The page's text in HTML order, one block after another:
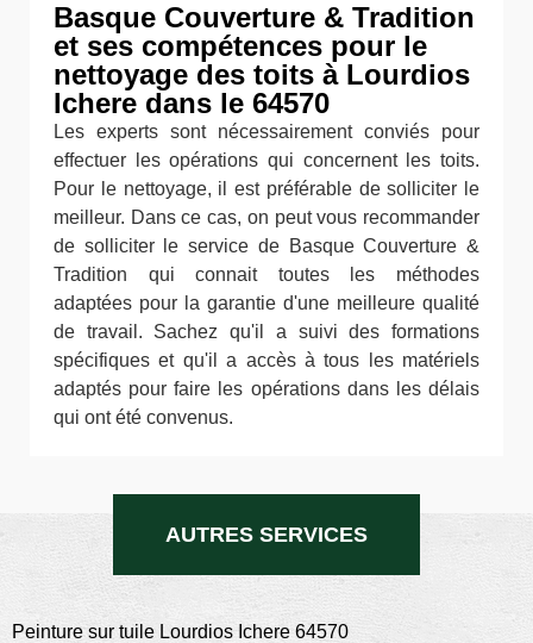
Basque Couverture & Tradition
et ses compétences pour le
nettoyage des toits à Lourdios
Ichere dans le 64570
Les experts sont nécessairement conviés pour
effectuer les opérations qui concernent les toits.
Pour le nettoyage, il est préférable de solliciter le
meilleur. Dans ce cas, on peut vous recommander
de solliciter le service de Basque Couverture &
Tradition qui connait toutes les méthodes
adaptées pour la garantie d'une meilleure qualité
de travail. Sachez qu'il a suivi des formations
spécifiques et qu'il a accès à tous les matériels
adaptés pour faire les opérations dans les délais
qui ont été convenus.
AUTRES SERVICES
Peinture sur tuile Lourdios Ichere 64570